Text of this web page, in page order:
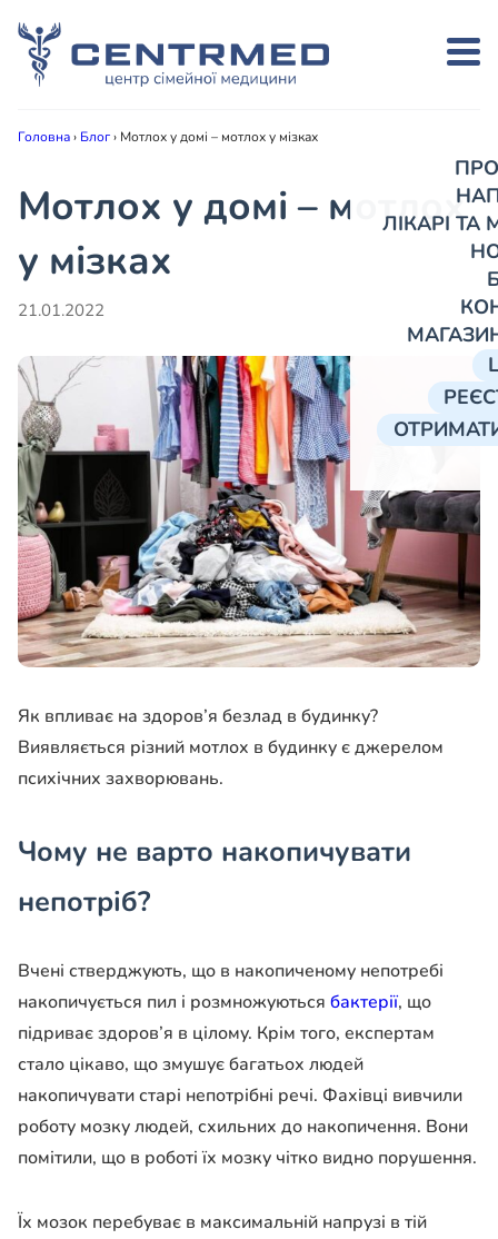
ЛІКАРІ
Головна› Блог› Мотлох у домі – мотлох у мізках
Мотлох у домі – мотлох
у мізках
21.01.2022
Як впливає на здоров’я безлад в будинку?
Виявляється різний мотлох в будинку є джерелом
психічних захворювань.
Чому не варто накопичувати
непотріб?
Вчені стверджують, що в накопиченому непотребі
накопичується пил і розмножуються бактерії, що
підриває здоров’я в цілому. Крім того, експертам
стало цікаво, що змушує багатьох людей
накопичувати старі непотрібні речі. Фахівці вивчили
роботу мозку людей, схильних до накопичення. Вони
помітили, що в роботі їх мозку чітко видно порушення.
Їх мозок перебуває в максимальній напрузі в тій